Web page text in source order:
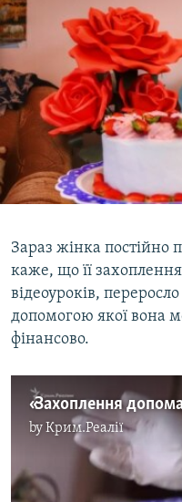
Зараз жінка постійно
каже, що її
відеоуроків,
допомогою якої вона
фінансово.
byКрим.Реалії
No media